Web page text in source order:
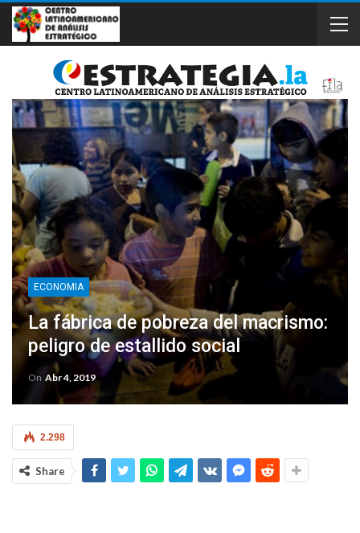
ECONOMIA
La fábrica de pobreza del macrismo:
peligro de estallido social
On Abr 4, 2019
2.298
Share